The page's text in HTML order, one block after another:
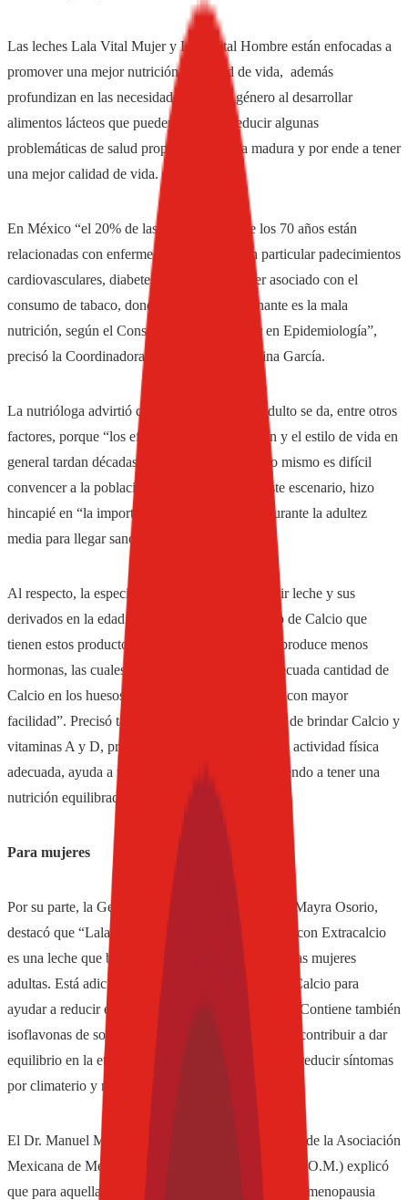
Las leches Lala Vital Mujer y Lala Vital Hombre están enfocadas a
promover una mejor nutrición y calidad de vida, además
profundizan en las necesidades de cada género al desarrollar
alimentos lácteos que pueden ayudar a reducir algunas
problemáticas de salud propias de la etapa madura y por ende a tener
una mejor calidad de vida.
En México “el 20% de las muertes antes de los 70 años están
relacionadas con enfermedades crónicas, en particular padecimientos
cardiovasculares, diabetes, obesidad y cáncer asociado con el
consumo de tabaco, donde el factor determinante es la mala
nutrición, según el Consejo Nacional Asesor en Epidemiología”,
precisó la Coordinadora de Instituto Lala, Alina García.
La nutrióloga advirtió que esta situación del adulto se da, entre otros
factores, porque “los efectos en la alimentación y el estilo de vida en
general tardan décadas en manifestarse y por lo mismo es difícil
convencer a la población de cuidarse”. Ante este escenario, hizo
hincapié en “la importancia de la prevención durante la adultez
media para llegar sano a la adultez tardía”.
Al respecto, la especialista recomendó “consumir leche y sus
derivados en la edad adulta por el alto contenido de Calcio que
tienen estos productos. En esta etapa, el cuerpo produce menos
hormonas, las cuales ayudan a mantener una adecuada cantidad de
Calcio en los huesos, por lo que se descalcifican con mayor
facilidad”. Precisó también que “la leche además de brindar Calcio y
vitaminas A y D, proteínas y minerales, junto con actividad física
adecuada, ayuda a tener huesos sanos, contribuyendo a tener una
nutrición equilibrada en el adulto”.
Para mujeres
Por su parte, la Gerente de Marca de Grupo Lala, Mayra Osorio,
destacó que “Lala Vital Mujer Deslactosada Light con Extracalcio
es una leche que busca dar vitalidad y equilibro a las mujeres
adultas. Está adicionada con mayor porcentaje de Calcio para
ayudar a reducir el riesgo de padecer osteoporosis. Contiene también
isoflavonas de soya, ingrediente natural que puede contribuir a dar
equilibrio en la etapa adulta de la mujer además de reducir síntomas
por climaterio y menopausia”.
El Dr. Manuel Mirassou Ortega, miembro fundador de la Asociación
Mexicana de Metabolismo Óseo y Mineral (A.M.M.O.M.) explicó
que para aquellas mujeres que entran al climaterio y menopausia